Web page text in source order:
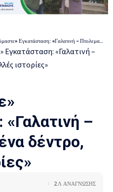
«Γαλατινή – Πτολεμαΐδα: ένα δέντρο, πολλές ιστορίες»
–
δέντρο,
2Λ ΑΝΑΓΝΩΣΗΣ